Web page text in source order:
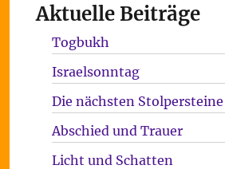
Aktuelle Beiträge
Togbukh
Israelsonntag
Die nächsten
Abschied und Trauer
Licht und Schatten